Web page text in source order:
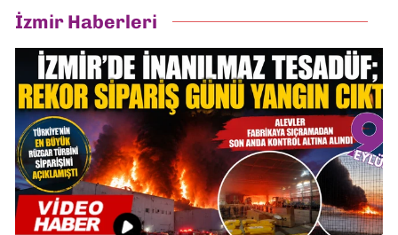
İzmir Haberleri